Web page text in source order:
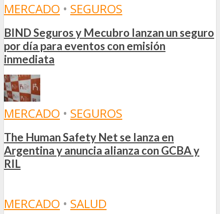
MERCADO • SEGUROS
BIND Seguros y Mecubro lanzan un seguro
por día para eventos con emisión
inmediata
MERCADO • SEGUROS
The Human Safety Net se lanza en
Argentina y anuncia alianza con GCBA y
RIL
MERCADO • SALUD